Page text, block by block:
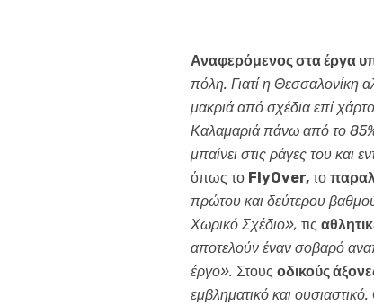
Αναφερόμενος στα έργα
πόλη. Γιατί η Θεσσαλονίκη
μακριά από σχέδια επί
Καλαμαριά πάνω από το
μπαίνει στις ράγες του και
όπως το FlyOver, το
πρώτου και δεύτερου
Χωρικό Σχέδιο», τις
αποτελούν έναν σοβαρό
έργο». Στους οδικούς
εμβληματικό και